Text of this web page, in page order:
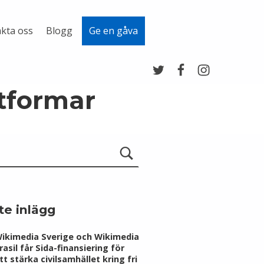
oss Blogg Ge en gåva
inlägg
Sverige och Wikimedia
får Sida-finansiering för
stärka civilsamhället kring fri